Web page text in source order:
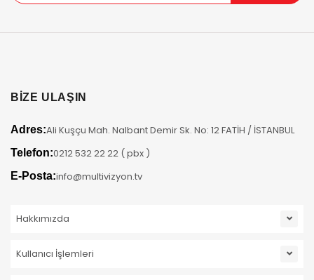
BİZE ULAŞIN
Adres:Ali Kuşçu Mah. Nalbant Demir Sk. No: 12 FATİH / İSTANBUL
Telefon:0212 532 22 22 ( pbx )
E-Posta:info@multivizyon.tv
Hakkımızda
Kullanıcı İşlemleri